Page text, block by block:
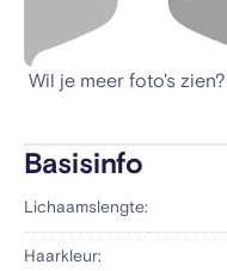
Wil je meer foto's
Basisinfo
Lichaamslengte:
Haarkleur: